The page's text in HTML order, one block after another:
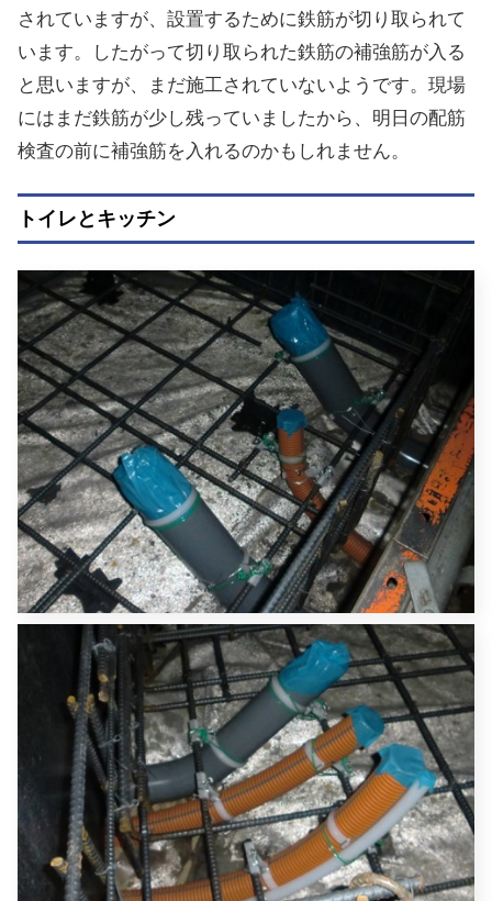
されていますが、設置するために鉄筋が切り取られて
います。したがって切り取られた鉄筋の補強筋が入る
と思いますが、まだ施工されていないようです。現場
にはまだ鉄筋が少し残っていましたから、明日の配筋
検査の前に補強筋を入れるのかもしれません。
トイレとキッチン